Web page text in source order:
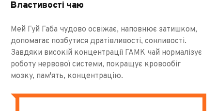
Властивості чаю
Мей Гуй Габа чудово освіжає, наповнює затишком,
допомагає позбутися дратівливості, сонливості.
Завдяки високій концентрації ГАМК чай нормалізує
роботу нервової системи, покращує кровообіг
мозку, пам'ять, концентрацію.